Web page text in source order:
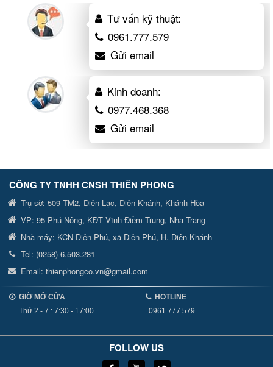
Tư vấn kỹ thuật:
0961.777.579
Gửi email
Kinh doanh:
0977.468.368
Gửi email
CÔNG TY TNHH CNSH THIÊN PHONG
Trụ sờ: 509 TM2, Diên Lạc, Diên Khánh, Khánh Hòa
VP: 95 Phú Nông, KĐT Vĩnh Điềm Trung, Nha Trang
Nhà máy: KCN Diên Phú, xã Diên Phú, H. Diên Khánh
Tel: (0258) 6.503.281
Email: thienphongco.vn@gmail.com
GIỜ MỞ CỬA
Thứ 2 - 7 : 7:30 - 17:00
HOTLINE
0961 777 579
FOLLOW US